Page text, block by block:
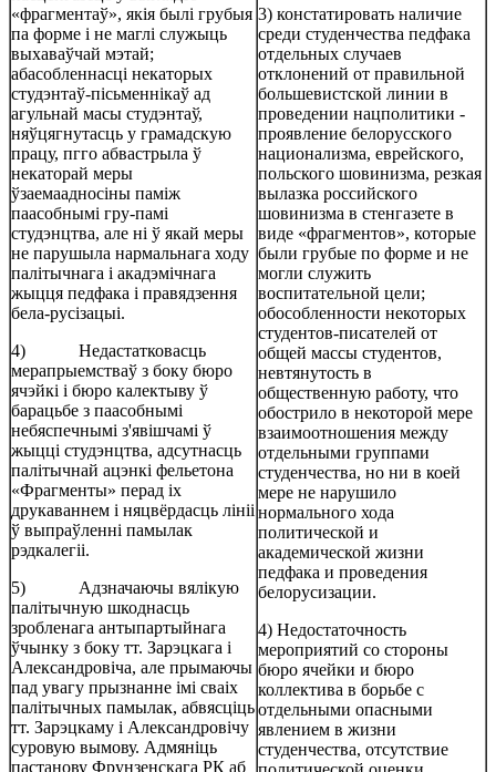
«фрагментаў», якія былі грубыя
па форме і не маглі служыць
выхаваўчай мэтай;
абасобленнасці некаторых
студэнтаў-пісьменнікаў ад
агульнай масы студэнтаў,
няўцягнутасць у грамадскую
працу, пгго абвастрыла ў
некаторай меры
ўзаемаадносіны паміж
паасобнымі гру-памі
студэнцтва, але ні ў якай меры
не парушыла нармальнага ходу
палітычнага і акадэмічнага
жыцця педфака і правядзення
бела-русізацыі.
4) Недастатковасць
мерапрыемстваў з боку бюро
ячэйкі і бюро калектыву ў
барацьбе з паасобнымі
небяспечнымі з'явішчамі ў
жыцці студэнцтва, адсутнасць
палітычнай ацэнкі фельетона
«Фрагменты» перад іх
друкаваннем і няцвёрдасць лініі
ў выпраўленні памылак
рэдкалегіі.
5) Адзначаючы вялікую
палітычную шкоднасць
зробленага антыпартыйнага
ўчынку з боку тт. Зарэцкага і
Александровіча, але прымаючы
пад увагу прызнанне імі сваіх
палітычных памылак, абвясціць
тт. Зарэцкаму і Александровічу
суровую вымову. Адмяніць
пастанову Фрунзенскага РК аб
3) констатировать наличие
среди студенчества педфака
отдельных случаев
отклонений от правильной
большевистской линии в
проведении нацполитики -
проявление белорусского
национализма, еврейского,
польского шовинизма, резкая
вылазка российского
шовинизма в стенгазете в
виде «фрагментов», которые
были грубые по форме и не
могли служить
воспитательной цели;
обособленности некоторых
студентов-писателей от
общей массы студентов,
невтянутость в
общественную работу, что
обострило в некоторой мере
взаимоотношения между
отдельными группами
студенчества, но ни в коей
мере не нарушило
нормального хода
политической и
академической жизни
педфака и проведения
белорусизации.
4) Недостаточность
мероприятий со стороны
бюро ячейки и бюро
коллектива в борьбе с
отдельными опасными
явлением в жизни
студенчества, отсутствие